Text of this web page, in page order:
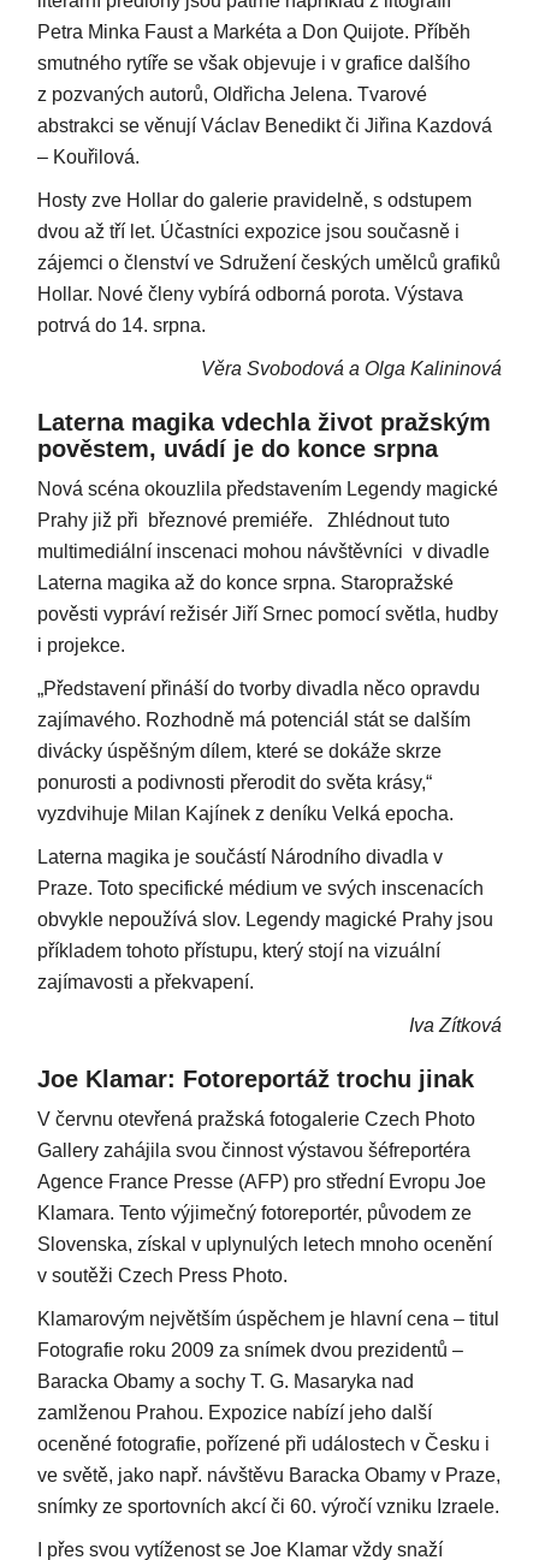
Petra Minka Faust a Markéta a Don Quijote. Příběh
smutného rytíře se však objevuje i v grafice dalšího
z pozvaných autorů, Oldřicha Jelena. Tvarové
abstrakci se věnují Václav Benedikt či Jiřina Kazdová
– Kouřilová.
Hosty zve Hollar do galerie pravidelně, s odstupem
dvou až tří let. Účastníci expozice jsou současně i
zájemci o členství ve Sdružení českých umělců grafiků
Hollar. Nové členy vybírá odborná porota. Výstava
potrvá do 14. srpna.
Věra Svobodová a Olga Kalininová
Laterna magika vdechla život pražským
pověstem, uvádí je do konce srpna
Nová scéna okouzlila představením Legendy magické
Prahy již při březnové premiéře. Zhlédnout tuto
multimediální inscenaci mohou návštěvníci v divadle
Laterna magika až do konce srpna. Staropražské
pověsti vypráví režisér Jiří Srnec pomocí světla, hudby
i projekce.
„Představení přináší do tvorby divadla něco opravdu
zajímavého. Rozhodně má potenciál stát se dalším
divácky úspěšným dílem, které se dokáže skrze
ponurosti a podivnosti přerodit do světa krásy,“
vyzdvihuje Milan Kajínek z deníku Velká epocha.
Laterna magika je součástí Národního divadla v
Praze. Toto specifické médium ve svých inscenacích
obvykle nepoužívá slov. Legendy magické Prahy jsou
příkladem tohoto přístupu, který stojí na vizuální
zajímavosti a překvapení.
Iva Zítková
Joe Klamar: Fotoreportáž trochu jinak
V červnu otevřená pražská fotogalerie Czech Photo
Gallery zahájila svou činnost výstavou šéfreportéra
Agence France Presse (AFP) pro střední Evropu Joe
Klamara. Tento výjimečný fotoreportér, původem ze
Slovenska, získal v uplynulých letech mnoho ocenění
v soutěži Czech Press Photo.
Klamarovým největším úspěchem je hlavní cena – titul
Fotografie roku 2009 za snímek dvou prezidentů –
Baracka Obamy a sochy T. G. Masaryka nad
zamlženou Prahou. Expozice nabízí jeho další
oceněné fotografie, pořízené při událostech v Česku i
ve světě, jako např. návštěvu Baracka Obamy v Praze,
snímky ze sportovních akcí či 60. výročí vzniku Izraele.
I přes svou vytíženost se Joe Klamar vždy snaží